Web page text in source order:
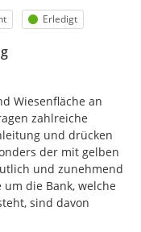
Status
Erledigt
Wiesenfläche an
zahlreiche
und drücken
der mit gelben
und zunehmend
die Bank, welche
sind davon